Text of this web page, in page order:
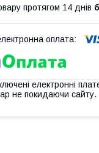
протягом 14 днів
електронні
не покидаючи сайту.